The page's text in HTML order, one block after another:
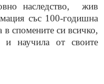
наследство, жив
със 100-годишна
в спомените си всичко,
и научила от своите